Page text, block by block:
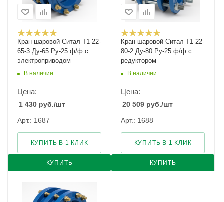
Кран шаровой Cитал T1-22-
65-3 Ду-65 Ру-25 ф/ф с
электроприводом
В наличии
Цена:
1 430 руб./шт
Арт.: 1687
КУПИТЬ
КУПИТЬ В 1 КЛИК
Кран шаровой Cитал T1-22-
80-2 Ду-80 Ру-25 ф/ф с
редуктором
В наличии
Цена:
20 509 руб./шт
Арт.: 1688
КУПИТЬ
КУПИТЬ В 1 КЛИК